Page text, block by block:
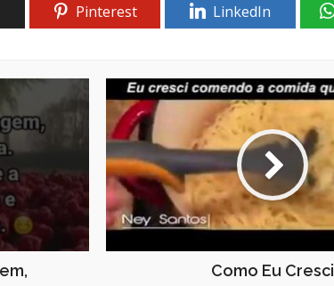
Pinterest LinkedIn
Como Eu Cresci